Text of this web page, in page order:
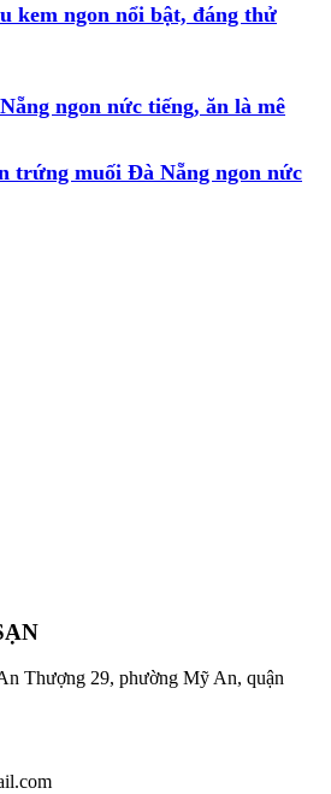
kem ngon nổi bật, đáng thử
ngon nức tiếng, ăn là mê
trứng muối Đà Nẵng ngon nức
Thượng 29, phường Mỹ An, quận